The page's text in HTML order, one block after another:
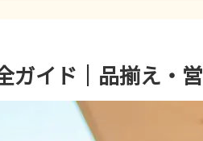
ガイド｜品揃え・